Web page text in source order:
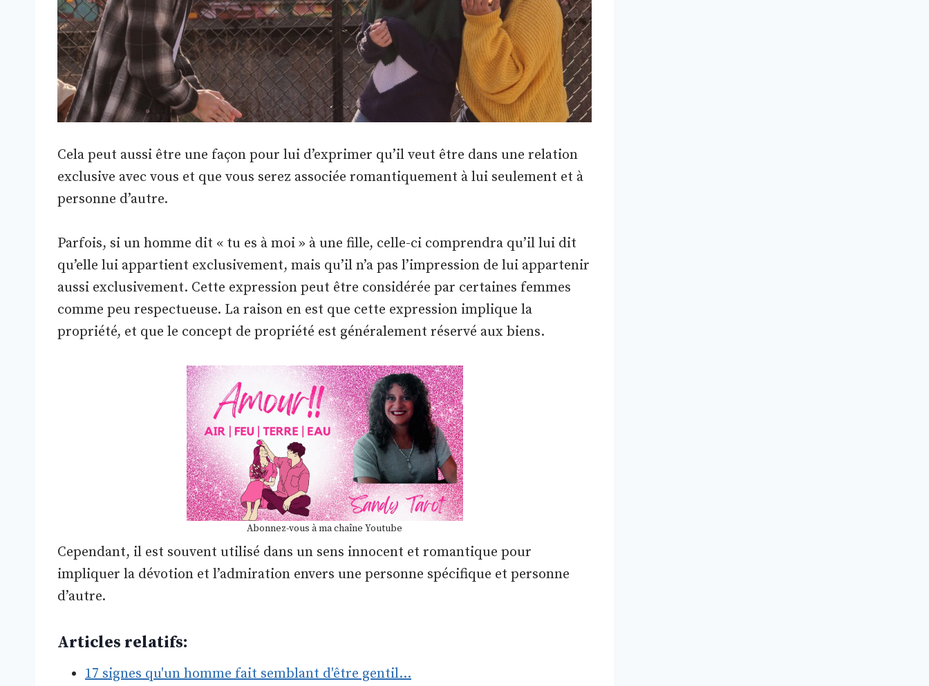
Cela peut aussi être une façon pour lui d’exprimer qu’il veut être dans une relation
exclusive avec vous et que vous serez associée romantiquement à lui seulement et à
personne d’autre.
Parfois, si un homme dit « tu es à moi » à une fille, celle-ci comprendra qu’il lui dit
qu’elle lui appartient exclusivement, mais qu’il n’a pas l’impression de lui appartenir
aussi exclusivement. Cette expression peut être considérée par certaines femmes
comme peu respectueuse. La raison en est que cette expression implique la
propriété, et que le concept de propriété est généralement réservé aux biens.
Abonnez-vous à ma chaîne Youtube
Cependant, il est souvent utilisé dans un sens innocent et romantique pour
impliquer la dévotion et l’admiration envers une personne spécifique et personne
d’autre.
Articles relatifs:
17 signes qu'un homme fait semblant d'être gentil…